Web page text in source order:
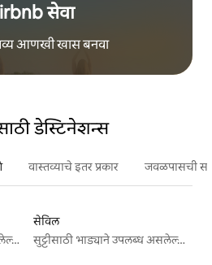
सेवा
आणखी खास बनवा
डेस्टिनेशन्स
वास्तव्याचे इतर प्रकार जवळपासची
सुट्टीसाठी भाड्याने उपलब्ध असलेल्या जागा
सेविल
सुट्टीसाठी भाड्याने उपलब्ध असलेल्या जागा